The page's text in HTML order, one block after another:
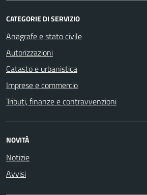
CATEGORIE DI SERVIZIO
Anagrafe e stato civile
Autorizzazioni
Catasto e urbanistica
Imprese e commercio
Tributi, finanze e contravvenzioni
NOVITÀ
Notizie
Avvisi